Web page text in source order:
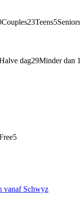
Couples23Teens5Seniors
dag29Minder dan
5
vanaf Schwyz